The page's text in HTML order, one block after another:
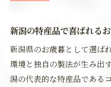
新潟の特産品で喜ばれる
新潟県のお歳暮として選ば
環境と独自の製法が生み出
潟の代表的な特産品である